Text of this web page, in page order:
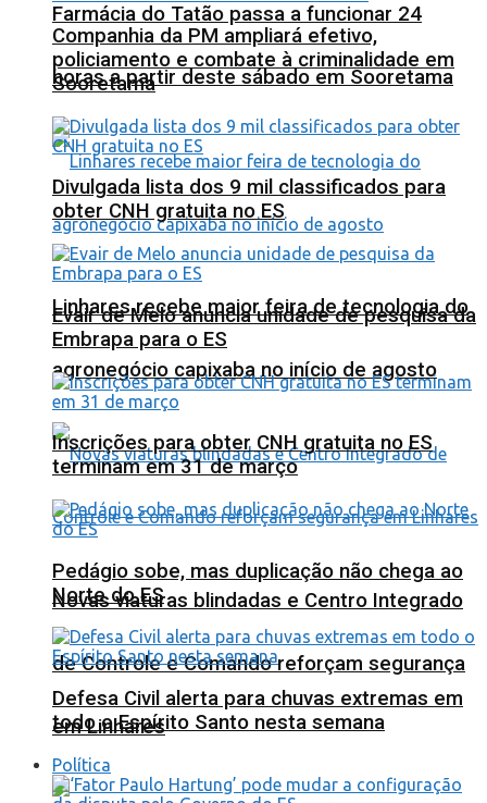
Farmácia do Tatão passa a funcionar 24
horas a partir deste sábado em Sooretama
Linhares recebe maior feira de tecnologia do
agronegócio capixaba no início de agosto
Novas viaturas blindadas e Centro Integrado
de Controle e Comando reforçam segurança
em Linhares
Companhia da PM ampliará efetivo,
policiamento e combate à criminalidade em
Sooretama
Divulgada lista dos 9 mil classificados para
obter CNH gratuita no ES
Evair de Melo anuncia unidade de pesquisa da
Embrapa para o ES
Inscrições para obter CNH gratuita no ES
terminam em 31 de março
Pedágio sobe, mas duplicação não chega ao
Norte do ES
Defesa Civil alerta para chuvas extremas em
todo o Espírito Santo nesta semana
Política